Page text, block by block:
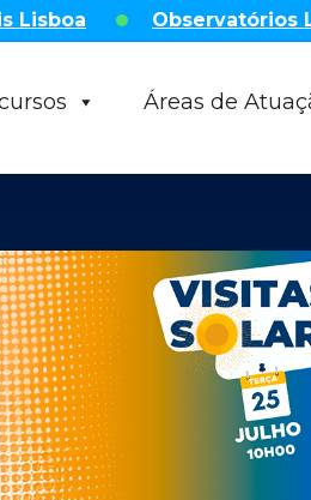
Lisboa Observatórios
Áreas de